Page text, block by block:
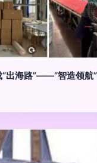
“出海路”——“智造领航